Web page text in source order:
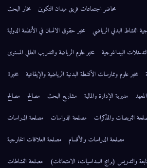
محاضر اجتماعات فريق ميدان التكوين
مخابر البحث
النشاط البدني الرياضي
مخبر حقوق الانسان في الأنظمة الدولية
البيداغوجية
مخبر علوم الرياضة والتدريب العالي المستوى
مخبر علوم وممارسات الأنشطة البدنية الرياضية والإيقاعية
مخبر1
مديرية الإدارة والمالية مشاريع البحث مصالح
مصالح
التربصات والمذكرات مصلحة الدراسات
مصلحة الدراسات
مصلحة الدراسات والأقسام
مصلحة العلاقات الخارجية
والتدريس (برامج السداسيات، الامتحانات)
مصلحة النشاطات